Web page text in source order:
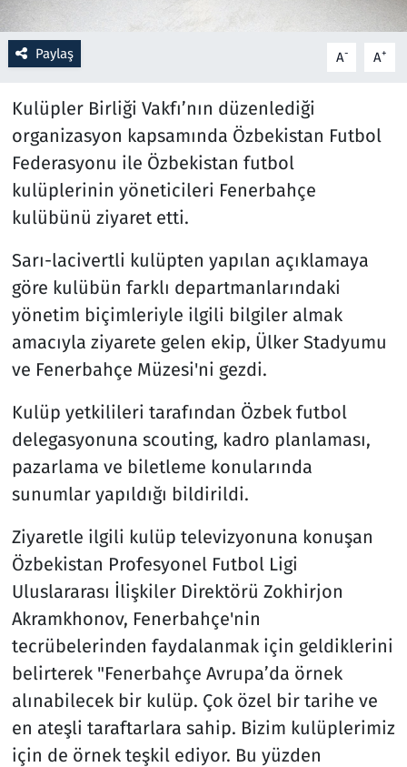
Paylaş A- A+
Kulüpler Birliği Vakfı’nın düzenlediği
organizasyon kapsamında Özbekistan Futbol
Federasyonu ile Özbekistan futbol
kulüplerinin yöneticileri Fenerbahçe
kulübünü ziyaret etti.
Sarı-lacivertli kulüpten yapılan açıklamaya
göre kulübün farklı departmanlarındaki
yönetim biçimleriyle ilgili bilgiler almak
amacıyla ziyarete gelen ekip, Ülker Stadyumu
ve Fenerbahçe Müzesi'ni gezdi.
Kulüp yetkilileri tarafından Özbek futbol
delegasyonuna scouting, kadro planlaması,
pazarlama ve biletleme konularında
sunumlar yapıldığı bildirildi.
Ziyaretle ilgili kulüp televizyonuna konuşan
Özbekistan Profesyonel Futbol Ligi
Uluslararası İlişkiler Direktörü Zokhirjon
Akramkhonov, Fenerbahçe'nin
tecrübelerinden faydalanmak için geldiklerini
belirterek "Fenerbahçe Avrupa’da örnek
alınabilecek bir kulüp. Çok özel bir tarihe ve
en ateşli taraftarlara sahip. Bizim kulüplerimiz
için de örnek teşkil ediyor. Bu yüzden
Savunma Sanayi
Seçim 2023
Spor
Teknoloji ve Bilim
Televizyon